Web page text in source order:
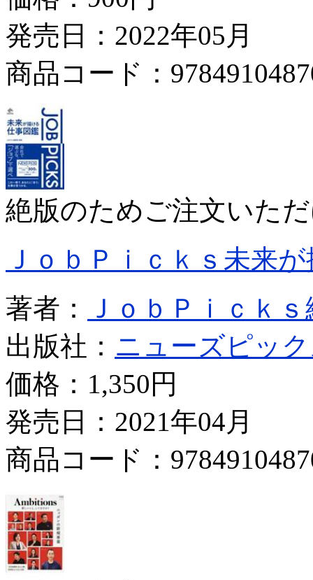
発売日：2022年05月
商品コード：
絶版のためご注文いた
ＪｏｂＰｉｃｋｓ未来
著者：
ＪｏｂＰｉｃｋ
出版社： ニューズピッ
価格： 1,350円
発売日：2021年04月
商品コード：